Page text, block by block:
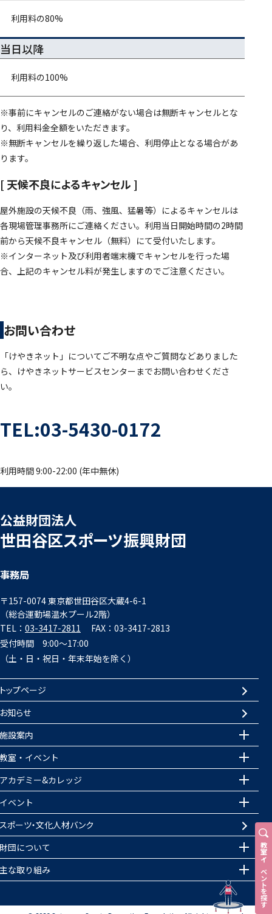
教室
・
イベントを探す
利用料の80%
当日以降
利用料の100%
※事前にキャンセルのご連絡がない場合は無断キャンセルとな
り、利用料金全額をいただきます。
※無断キャンセルを繰り返した場合、利用停止となる場合があ
ります。
[ 天候不良によるキャンセル ]
屋外施設の天候不良（雨、強風、猛暑等）によるキャンセルは
各現場管理事務所にご連絡ください。利用当日開始時間の2時間
前から天候不良キャンセル（無料）にて受付いたします。
※インターネット及び利用者端末機でキャンセルを行った場
合、上記のキャンセル料が発生しますのでご注意ください。
お問い合わせ
「けやきネット」についてご不明な点やご質問などありました
ら、けやきネットサービスセンターまでお問い合わせくださ
い。
TEL:03-5430-0172
利用時間 9:00-22:00 (年中無休)
公益財団法人
世田谷区スポーツ振興財団
事務局
〒157-0074 東京都世田谷区大蔵4-6-1
（総合運動場温水プール2階）
TEL： 03-3417-2811
FAX：03-3417-2813
受付時間 9:00～17:00
（土・日・祝日・年末年始を除く）
ップページ
知らせ
設案内
室・イベント
カデミー&カレッジ
ベント
ポーツ・文化人材バンク
団について
な取り組み